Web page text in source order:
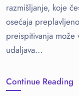
razmišljanje, koje
osećaja
preispitivanja može
udaljava…
Continue Reading